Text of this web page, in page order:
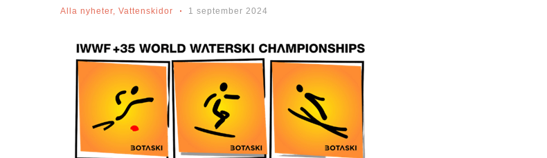
Alla nyheter, Vattenskidor 1 september 2024